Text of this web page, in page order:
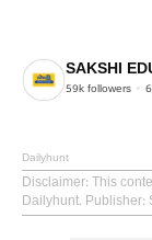
SAKSHI
59k followers
Dailyhunt
Disclaimer: This
Dailyhunt. Publisher: